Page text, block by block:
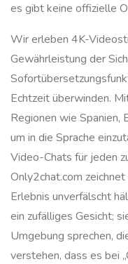
es gibt keine offizielle
Wir erleben 4K-
Gewährleistung der
Echtzeit überwinden.
Regionen wie Spanien,
um in die Sprache
Video-Chats für jeden
Only2chat.com
Erlebnis unverfälscht
ein zufälliges Gesicht;
Umgebung sprechen,
verstehen, dass es bei